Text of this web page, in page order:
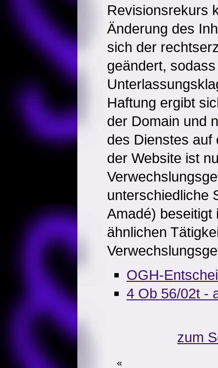
Revisionsrekurs
Änderung des
sich der
geändert,
Haftung ergibt
der Domain und
des Dienstes auf
der Website ist
unterschiedliche
Amadé) beseitigt
ähnlichen
OGH-
4 Ob 56/02t -
zum
«